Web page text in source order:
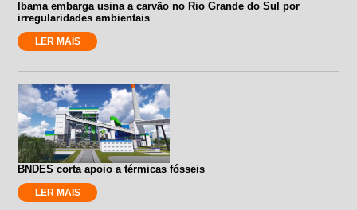
Ibama embarga usina a carvão no Rio Grande do Sul por
irregularidades ambientais
LER MAIS
BNDES corta apoio a térmicas fósseis
LER MAIS